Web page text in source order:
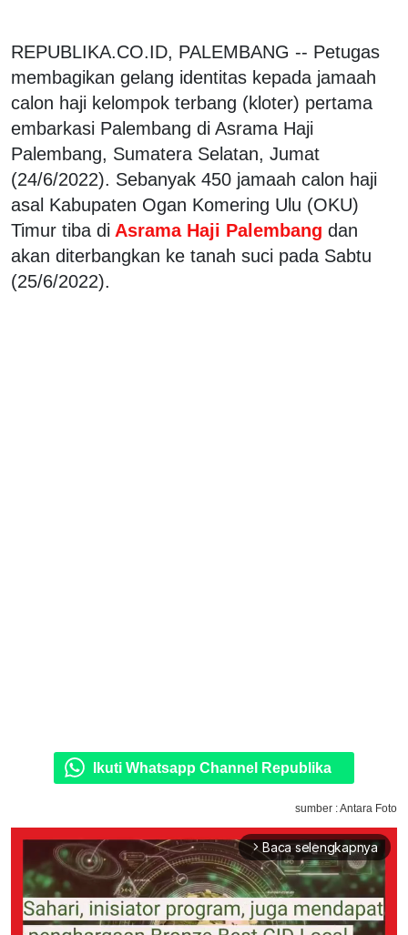
REPUBLIKA.CO.ID, PALEMBANG -- Petugas
membagikan gelang identitas kepada jamaah
calon haji kelompok terbang (kloter) pertama
embarkasi Palembang di Asrama Haji
Palembang, Sumatera Selatan, Jumat
(24/6/2022). Sebanyak 450 jamaah calon haji
asal Kabupaten Ogan Komering Ulu (OKU)
Timur tiba di Asrama Haji Palembang dan
akan diterbangkan ke tanah suci pada Sabtu
(25/6/2022).
Ikuti Whatsapp Channel Republika
sumber : Antara Foto
arrow_forward_ios Baca selengkapnya